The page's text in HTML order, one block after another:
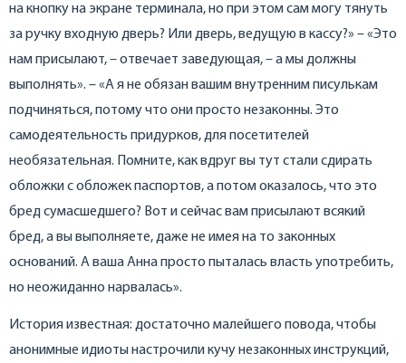
на кнопку на экране терминала, но при этом сам могу тянуть
за ручку входную дверь? Или дверь, ведущую в кассу?» – «Это
нам присылают, – отвечает заведующая, – а мы должны
выполнять». – «А я не обязан вашим внутренним писулькам
подчиняться, потому что они просто незаконны. Это
самодеятельность придурков, для посетителей
необязательная. Помните, как вдруг вы тут стали сдирать
обложки с обложек паспортов, а потом оказалось, что это
бред сумасшедшего? Вот и сейчас вам присылают всякий
бред, а вы выполняете, даже не имея на то законных
оснований. А ваша Анна просто пыталась власть употребить,
но неожиданно нарвалась».
История известная: достаточно малейшего повода, чтобы
анонимные идиоты настрочили кучу незаконных инструкций,